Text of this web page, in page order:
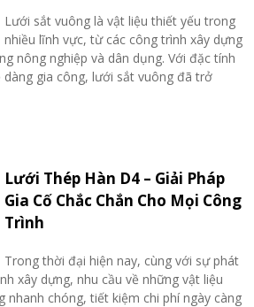
Lưới sắt vuông là vật liệu thiết yếu trong
nhiều lĩnh vực, từ các công trình xây dựng
nông nghiệp và dân dụng. Với đặc tính
dàng gia công, lưới sắt vuông đã trở
Lưới Thép Hàn D4 – Giải Pháp
Gia Cố Chắc Chắn Cho Mọi Công
Trình
Trong thời đại hiện nay, cùng với sự phát
xây dựng, nhu cầu về những vật liệu
nhanh chóng, tiết kiệm chi phí ngày càng